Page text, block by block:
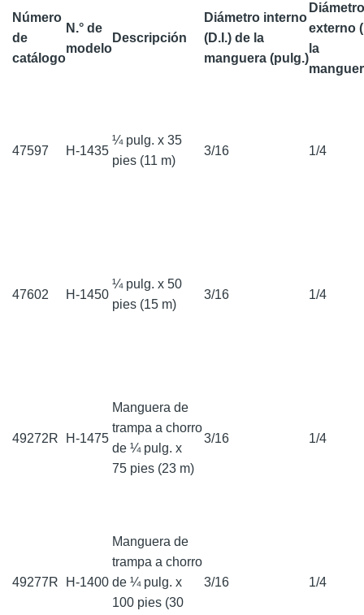
Número
de
catálogo
N.° de
modelo
Descripción
Diámetro interno
(D.I.) de la
manguera (pulg.)
Diámetro
externo
la
47597 H-1435
¼ pulg. x 35
pies (11 m)
3/16 1/4
47602 H-1450
¼ pulg. x 50
pies (15 m)
3/16 1/4
49272R H-1475
Manguera de
trampa a chorro
de ¼ pulg. x
75 pies (23 m)
3/16 1/4
49277R H-1400
Manguera de
trampa a chorro
de ¼ pulg. x
100 pies (30
3/16 1/4